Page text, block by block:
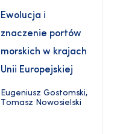
Ewolucja i
znaczenie portów
morskich w krajach
Unii Europejskiej
Eugeniusz Gostomski,
Tomasz Nowosielski